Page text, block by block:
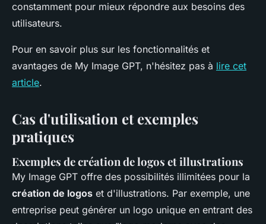
constamment pour mieux répondre aux besoins des
utilisateurs.
Pour en savoir plus sur les fonctionnalités et
avantages de My Image GPT, n'hésitez pas à lire cet
article.
Cas d'utilisation et exemples
pratiques
Exemples de création de logos et illustrations
My Image GPT offre des possibilités illimitées pour la
création de logos et d'illustrations. Par exemple, une
entreprise peut générer un logo unique en entrant des